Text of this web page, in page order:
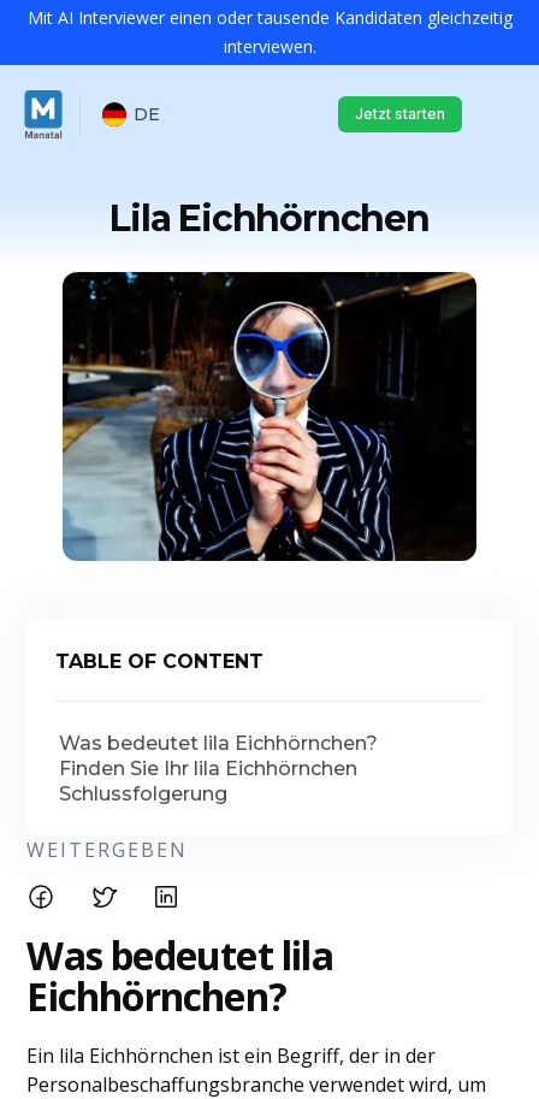
Mit AI Interviewer einen oder tausende Kandidaten gleichzeitig
interviewen.
DE Jetzt starten
Lila Eichhörnchen
TABLE OF CONTENT
Was bedeutet lila Eichhörnchen?
Finden Sie Ihr lila Eichhörnchen
Schlussfolgerung
WEITERGEBEN
Was bedeutet lila
Eichhörnchen?
Ein lila Eichhörnchen ist ein Begriff, der in der
Personalbeschaffungsbranche verwendet wird, um